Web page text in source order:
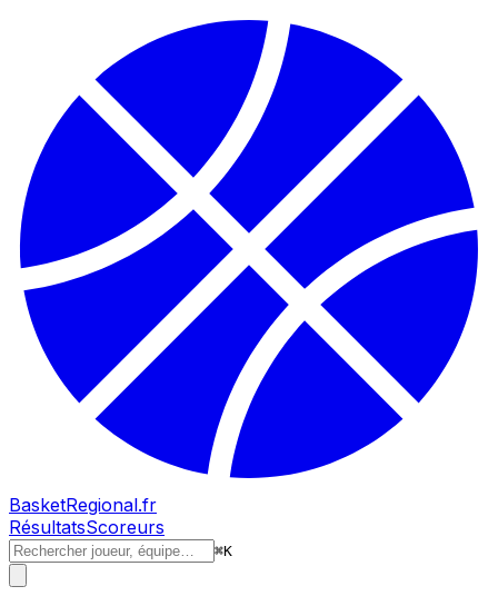
BasketRegional.fr
RésultatsScoreurs
⌘K